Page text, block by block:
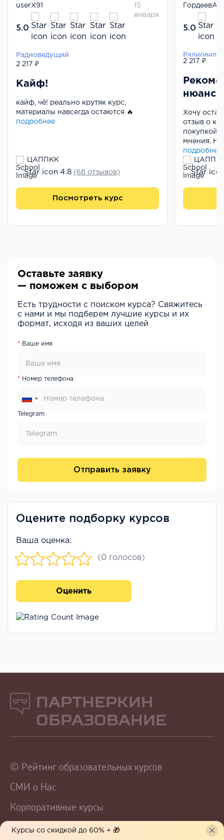
userX91
5.0
15
января
Радиоведущий
2 217 ₽
Кайф!
кайф, чё! реально крутяк курс,
материалы навсегда остаются 🔥
подробнее
ЦАППКК
4.8 (68 отзывов)
Посмотреть курс
5.0
2 217 ₽
нюансы
Хочу
отзыв о
покупкой
мнения.
подробнее
Оставьте заявку
— поможем с выбором
Есть трудности с поиском курса? Свяжитесь
с нами и мы подберем лучшие курсы и их
формат, исходя из ваших целей
Ваше имя
Номер телефона
Telegram
Отправить заявку
Оцените подборку курсов
Ваша оценка:
(0 голосов)
Оценить
Партнеркин
Образование
© Рейтинг образовательных курсов
СМИ о Нас
Корпоративные курсы
Партнеркин Образование — агрегатор проверенных
Курсы со скидкой до 60% + 🎁